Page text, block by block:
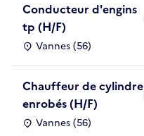
Conducteur d'engins
tp (H/F)
Vannes (56)
Chauffeur de cylindre
enrobés (H/F)
Vannes (56)